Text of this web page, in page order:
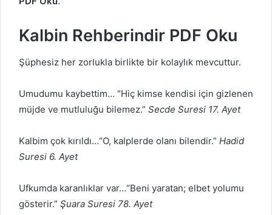
Kalbin Rehberindir PDF Oku
Şüphesiz her zorlukla birlikte bir kolaylık mevcuttur.
Umudumu kaybettim… “Hiç kimse kendisi için gizlenen
müjde ve mutluluğu bilemez.” Secde Suresi 17. Ayet
Kalbim çok kırıldı…“O, kalplerde olanı bilendir.” Hadid
Suresi 6. Ayet
Ufkumda karanlıklar var…“Beni yaratan; elbet yolumu
gösterir.” Şuara Suresi 78. Ayet